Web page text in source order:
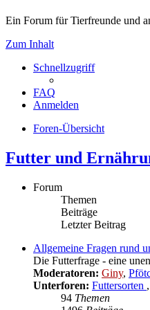
Ein Forum für Tierfreunde und
Zum Inhalt
Schnellzugriff
FAQ
Anmelden
Foren-Übersicht
Futter und
Forum
Themen
Beiträge
Letzter Beitrag
Allgemeine Fragen rund
Die Futterfrage - eine
Moderatoren: Giny,
Unterforen: Futtersorten ,
94 Themen